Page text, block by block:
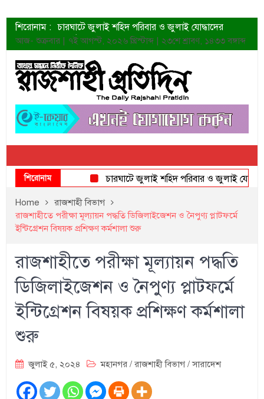
শিরোনাম : চারঘাটে জুলাই শহিদ পরিবার ও জুলাই যোদ্ধাদের
সংবর্ধনা
শহীদদের প্রত্যাশা এখনো পূরণ হয়নি: ডা. শফিকুর রহমান
ত্বক ভালো রাখতে যে ৫ কাজ করবেন
জুলাই স্মৃতি জাদুঘরের দুয়ার খুলেছে উদ্বোধন করলেন
প্রধানমন্ত্রী
শাহরুখের নতুন সিনেমার লুক
কোয়ার্টার ফাইনালে নেইমারের দুর্দান্ত অ্যাসিস্টে সান্তোস
ডেনিস লিয়ামিন রাশিয়ার ড্রোন বাহিনীর প্রধান হলেন
জুলাই শহিদদের আত্মত্যাগ জাতি চিরকাল শ্রদ্ধার সাথে
আজ- শুক্রবার | ৭ই আগস্ট, ২০২৬ খ্রিস্টাব্দ | ২৩শে শ্রাবণ, ১৪৩৩ বঙ্গাব্দ
শিরোনাম চারঘাটে জুলাই শহিদ পরিবার ও জুলাই যোদ্ধাদের
Home
রাজশাহী বিভাগ
রাজশাহীতে পরীক্ষা মূল্যায়ন পদ্ধতি ডিজিলাইজেশন ও নৈপুণ্য প্লাটফর্মে
ইন্টিগ্রেশন বিষয়ক প্রশিক্ষণ কর্মশালা শুরু
রাজশাহীতে পরীক্ষা মূল্যায়ন পদ্ধতি
ডিজিলাইজেশন ও নৈপুণ্য প্লাটফর্মে
ইন্টিগ্রেশন বিষয়ক প্রশিক্ষণ কর্মশালা
শুরু
জুলাই ৫, ২০২৪ মহানগর /রাজশাহী বিভাগ/সারাদেশ